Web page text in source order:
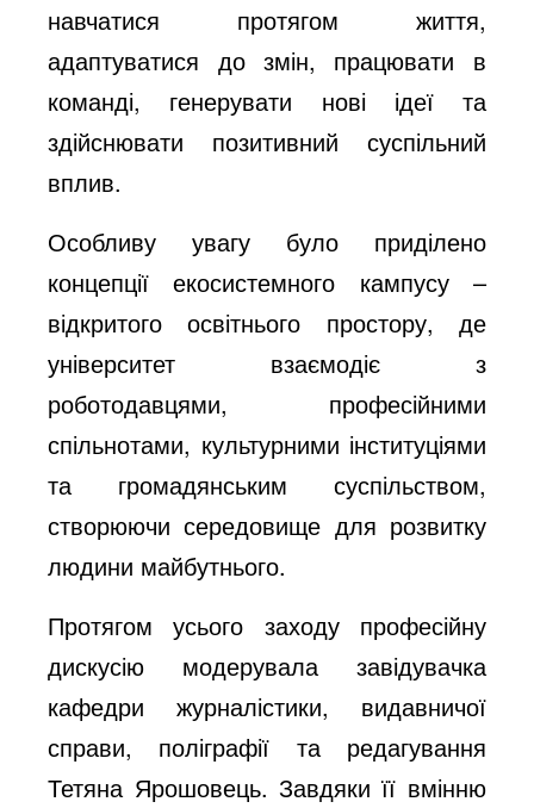
навчатися протягом життя,
адаптуватися до змін, працювати в
команді, генерувати нові ідеї та
здійснювати позитивний суспільний
вплив.
Особливу увагу було приділено
концепції екосистемного кампусу –
відкритого освітнього простору, де
університет взаємодіє з
роботодавцями, професійними
спільнотами, культурними інституціями
та громадянським суспільством,
створюючи середовище для розвитку
людини майбутнього.
Протягом усього заходу професійну
дискусію модерувала завідувачка
кафедри журналістики, видавничої
справи, поліграфії та редагування
Тетяна Ярошовець. Завдяки її вмінню